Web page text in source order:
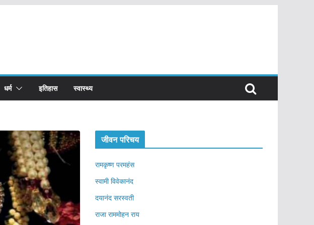
धर्म इतिहास स्वास्थ्य
जीवन परिचय
रामकृष्ण परमहंस
स्वामी विवेकानंद
दयानंद सरस्वती
राजा राममोहन राय